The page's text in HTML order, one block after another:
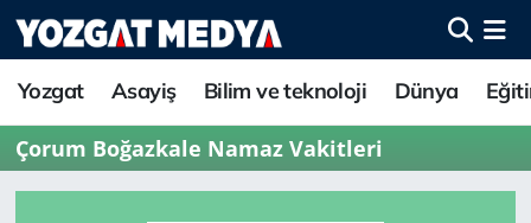
Yozgat Asayiş Bilim ve teknoloji Dünya
Çorum Boğazkale Namaz Vakitleri